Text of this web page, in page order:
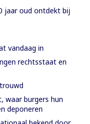
jaar oud ontdekt bij
vandaag in
rechtsstaat en
waar burgers hun
deponeren